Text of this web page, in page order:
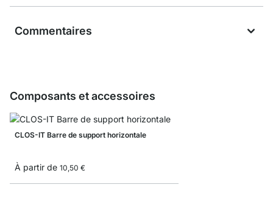
Commentaires
Composants et accessoires
CLOS-IT Barre de support horizontale
À partir de 10,50 €